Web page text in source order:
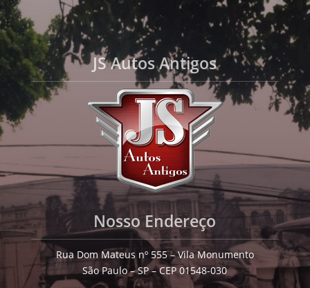
JS Autos Antigos
Nosso Endereço
Rua Dom Mateus nº 555 – Vila Monumento
São Paulo – SP – CEP 01548-030